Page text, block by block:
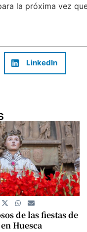
la próxima vez
LinkedIn
de las fiestas de
Huesca